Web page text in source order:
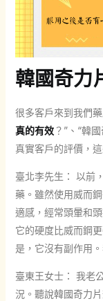
韓國奇力
很多客戶來到我們
真的有效？”、“韓
真實客戶的評價，
臺北李先生： 以前
藥。雖然使用威而
適感，經常頭暈和
它的硬度比威而鋼
是，它沒有副作用。
臺東王女士： 我老
況。聽說韓國奇力